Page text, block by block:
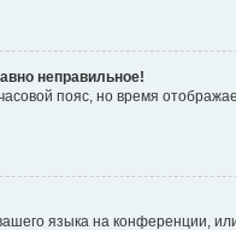
неправильное!
пояс, но время
языка на конференции,